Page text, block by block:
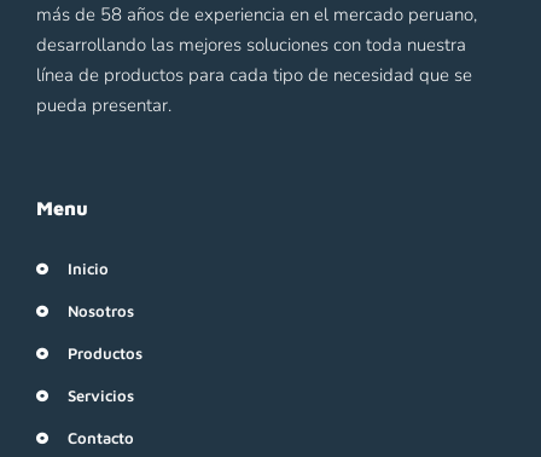
más de 58 años de experiencia en el mercado peruano,
desarrollando las mejores soluciones con toda nuestra
línea de productos para cada tipo de necesidad que se
pueda presentar.
Menu
Inicio
Nosotros
Productos
Servicios
Contacto